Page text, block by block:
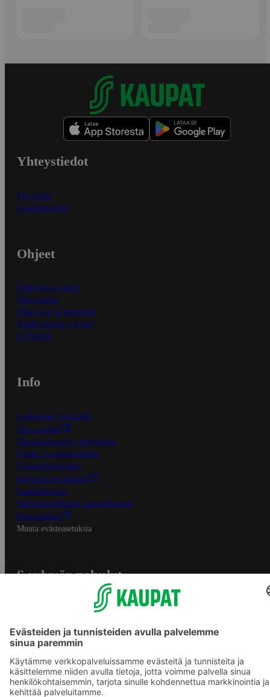
Yhteystiedot
Myymälät
Asiakaspalvelu
Ohjeet
Ensitilaajan ohjeet
Näin maksat
Näin tilaat ja muokkaat
Kaikki ohjeet ja vinkit
In English
Info
S-Business yrityksille
Oiva-raportit
Osuuskauppojen yhteystiedot
Tilaus- ja toimitusehdot
Tietosuojakäytäntö
Palvelun käyttöehdot
Saavutettavuus
Mobiilisovelluksen saavutettavuus
Mainostajalle
Muuta evästeasetuksia
S-ryhmän palvelut
Yhteishyvä Ruoka -sovellus
S-ostoslista -sovellus
Prisma.fi
Sokos.fi
S-Pankki